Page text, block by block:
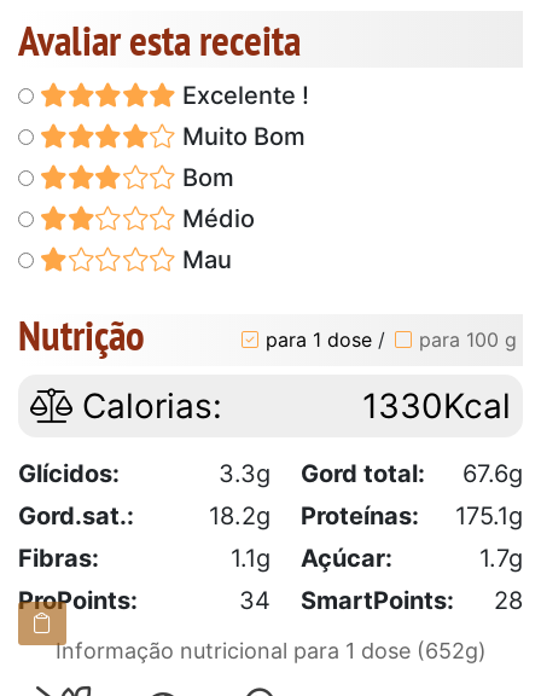
Avaliar esta receita
Excelente !
Muito Bom
Bom
Médio
Mau
Nutrição para 1 dose / para 100 g
Calorias: 1330Kcal
Glícidos: 3.3g Gord total:
67.6g
Gord.sat.:
18.2g Proteínas:
175.1g
Fibras:
1.1g Açúcar:
1.7g
ProPoints:
34 SmartPoints: 28
Informação nutricional para 1 dose (652g)